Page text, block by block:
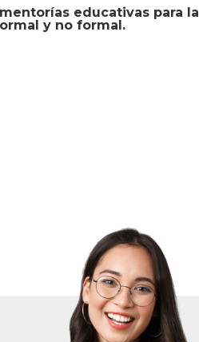
educativas para la
y no formal.